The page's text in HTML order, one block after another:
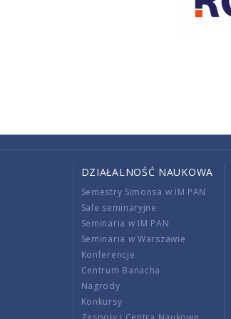
DZIAŁALNOŚĆ NAUKOWA
Semestry Simonsa w IM PAN
Sale seminaryjne
Seminaria w IM PAN
Seminaria w Warszawie
Konferencje
Centrum Banacha
Nagrody
Konkursy